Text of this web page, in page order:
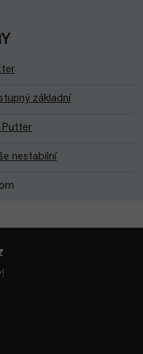
základní
Putter
nestabilní